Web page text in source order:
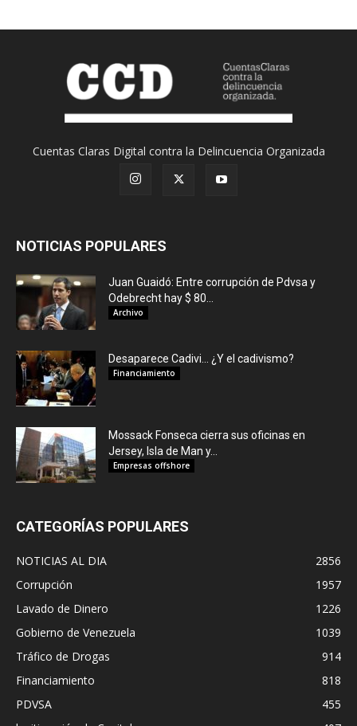
Cuentas Claras Digital contra la Delincuencia Organizada
NOTICIAS POPULARES
Juan Guaidó: Entre corrupción de Pdvsa y
Odebrecht hay $ 80...
Archivo
Desaparece Cadivi… ¿Y el cadivismo?
Financiamiento
Mossack Fonseca cierra sus oficinas en
Jersey, Isla de Man y...
Empresas offshore
CATEGORÍAS POPULARES
NOTICIAS AL DIA
2856
Corrupción
1957
Lavado de Dinero
1226
Gobierno de Venezuela
1039
Tráfico de Drogas
914
Financiamiento
818
PDVSA
455